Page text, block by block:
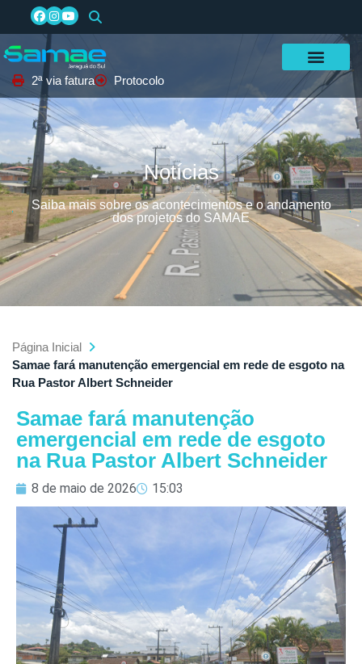
2ª via fatura Protocolo
Notícias
Saiba mais sobre os acontecimentos e o andamento
dos projetos do SAMAE
Página Inicial
Samae fará manutenção emergencial em rede de esgoto na
Rua Pastor Albert Schneider
Samae fará manutenção
emergencial em rede de esgoto
na Rua Pastor Albert Schneider
8 de maio de 2026 15:03